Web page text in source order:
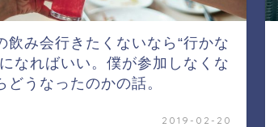
飲み会行きたくないなら“行かな
なればいい。僕が参加しなくな
どうなったのかの話。
2019-02-20